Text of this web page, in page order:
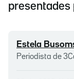
presentades
Estela
Periodista de